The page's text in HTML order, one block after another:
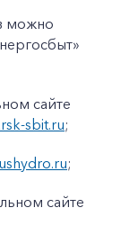
можно
сайте
sbit.ru;
;
сайте